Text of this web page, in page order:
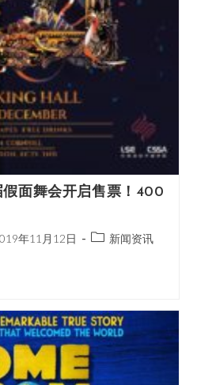
假面舞会开启售票！400
年11月12日 新闻资讯